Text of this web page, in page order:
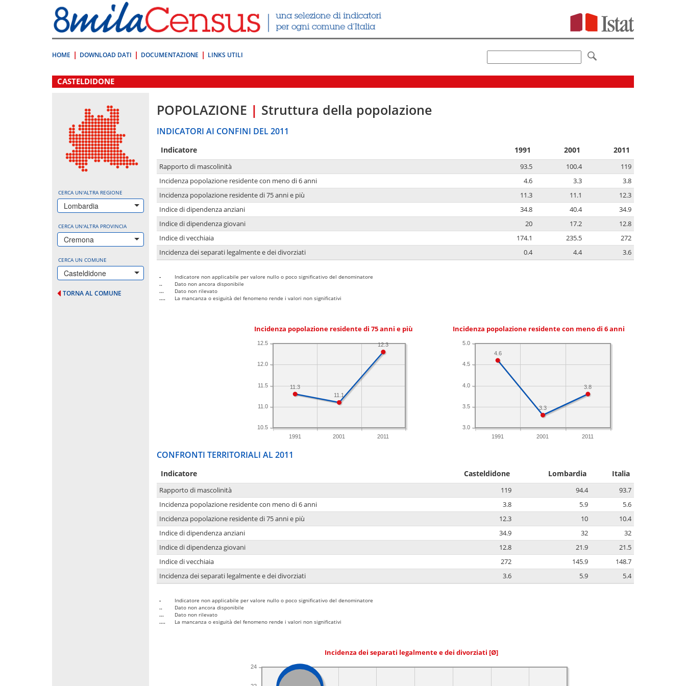
direttamente
a:
Contenuto
HOME DOWNLOAD DATI DOCUMENTAZIONE LINKS UTILI
.
CASTELDIDONE
CERCA UN'ALTRA REGIONE
Lombardia
CERCA UN'ALTRA PROVINCIA
Cremona
CERCA UN COMUNE
Casteldidone
TORNA AL COMUNE
POPOLAZIONE | Struttura della popolazione
INDICATORI AI CONFINI DEL 2011
Indicatore 1991 2001 2011
Rapporto di mascolinità 93.5 100.4
119
Incidenza popolazione residente con meno di 6 anni
4.6 3.3
3.8
Incidenza popolazione residente di 75 anni e più
11.3 11.1
12.3
Indice di dipendenza anziani
34.8 40.4
34.9
Indice di dipendenza giovani
20 17.2
12.8
Indice di vecchiaia
174.1 235.5
272
Incidenza dei separati legalmente e dei divorziati
0.4 4.4 3.6
-
Indicatore non applicabile per valore nullo o poco significativo del denominatore
..
Dato non ancora disponibile
...
Dato non rilevato
....
La mancanza o esiguità del fenomeno rende i valori non significativi
Incidenza popolazione residente di 75 anni e più
1991 2001 2011
10.5
11.0
11.5
12.0
12.5 12.3
11.1
11.3
Incidenza popolazione residente con meno di 6 anni
1991 2001 2011
3.0
3.5
4.0
4.5
5.0
3.8
3.3
4.6
CONFRONTI TERRITORIALI AL 2011
Indicatore Casteldidone Lombardia Italia
Rapporto di mascolinità 119 94.4
93.7
Incidenza popolazione residente con meno di 6 anni
3.8 5.9
5.6
Incidenza popolazione residente di 75 anni e più
12.3 10
10.4
Indice di dipendenza anziani
34.9 32
32
Indice di dipendenza giovani
12.8 21.9
21.5
Indice di vecchiaia
272 145.9
148.7
Incidenza dei separati legalmente e dei divorziati
3.6 5.9 5.4
-
Indicatore non applicabile per valore nullo o poco significativo del denominatore
..
Dato non ancora disponibile
...
Dato non rilevato
....
La mancanza o esiguità del fenomeno rende i valori non significativi
Incidenza dei separati legalmente e dei divorziati [Ø]
24